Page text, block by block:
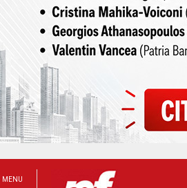
MENU